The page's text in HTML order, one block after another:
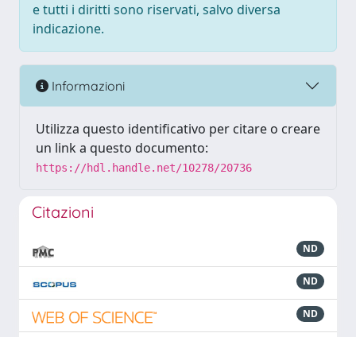
e tutti i diritti sono riservati, salvo diversa
indicazione.
Informazioni
Utilizza questo identificativo per citare o creare
un link a questo documento:
https://hdl.handle.net/10278/20736
Citazioni
ND
ND
ND